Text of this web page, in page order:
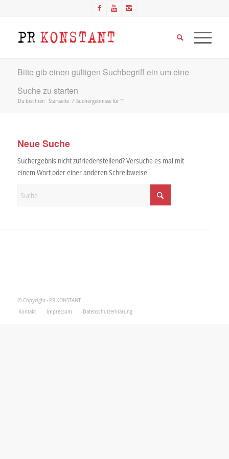
Bitte gib einen gültigen Suchbegriff ein um eine
Suche zu starten
Du bist hier: Startseite / Suchergebnisse für ""
Neue Suche
Suchergebnis nicht zufriedenstellend? Versuche es mal mit
einem Wort oder einer anderen Schreibweise
© Copyright - PR KONSTANT
Kontakt
Impressum Datenschutzerklärung